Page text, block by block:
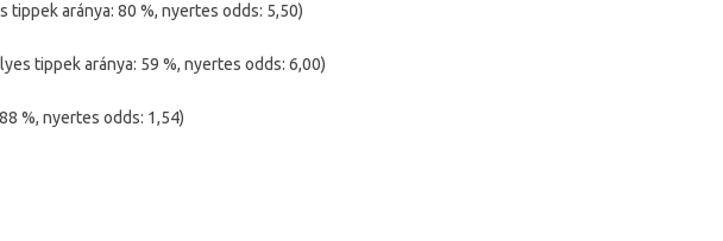
tippek aránya: 80 %, nyertes odds: 5,50)
tippek aránya: 59 %, nyertes odds: 6,00)
%, nyertes odds: 1,54)